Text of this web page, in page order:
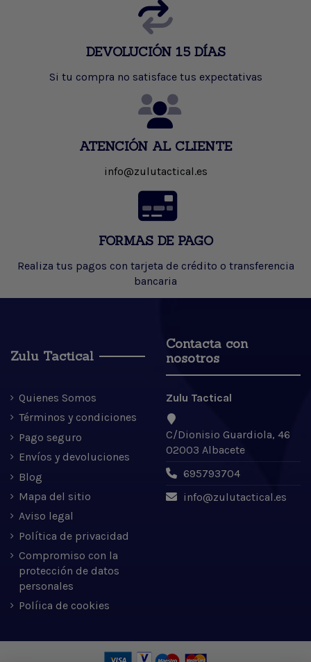
DEVOLUCIÓN 15 DÍAS
Si tu compra no satisface tus expectativas
ATENCIÓN AL CLIENTE
info@zulutactical.es
FORMAS DE PAGO
Realiza tus pagos con tarjeta de crédito o transferencia
bancaria
Zulu Tactical
Quienes Somos
Términos y condiciones
Pago seguro
Envíos y devoluciones
Blog
Mapa del sitio
Aviso legal
Política de privacidad
Compromiso con la
protección de datos
personales
Políica de cookies
Contacta con
nosotros
Zulu Tactical
C/Dionisio Guardiola, 46
02003 Albacete
695793704
info@zulutactical.es